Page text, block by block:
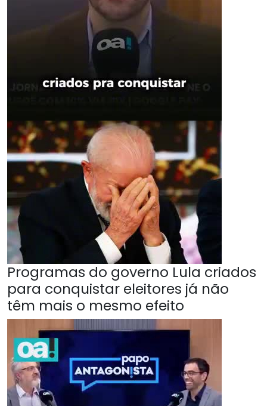
Programas do governo Lula criados
para conquistar eleitores já não
têm mais o mesmo efeito